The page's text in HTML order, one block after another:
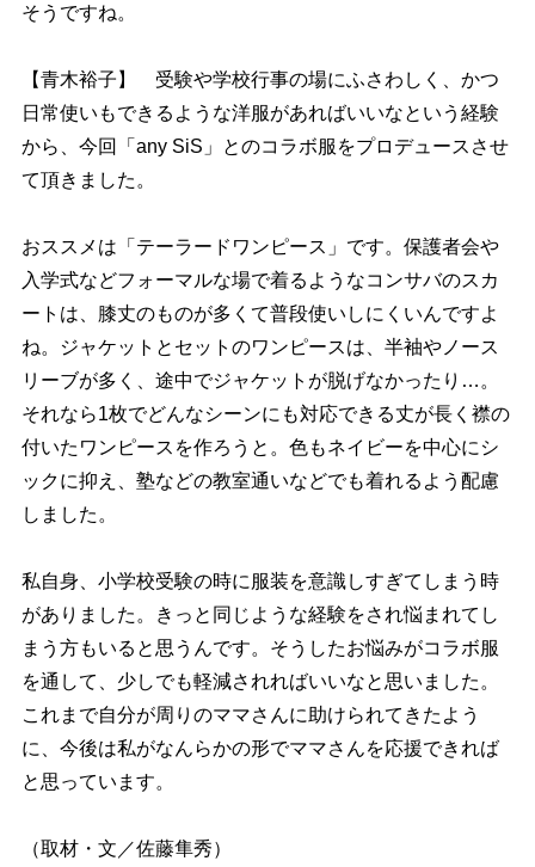
そうですね。
【青木裕子】 受験や学校行事の場にふさわしく、かつ
日常使いもできるような洋服があればいいなという経験
から、今回「any SiS」とのコラボ服をプロデュースさせ
て頂きました。
おススメは「テーラードワンピース」です。保護者会
入学式などフォーマルな場で着るようなコンサバのスカ
ートは、膝丈のものが多くて普段使いしにくいんですよ
ね。ジャケットとセットのワンピースは、半袖やノース
リーブが多く、途中でジャケットが脱げなかったり…。
それなら1枚でどんなシーンにも対応できる丈が長く襟の
付いたワンピースを作ろうと。色もネイビーを中心にシ
ックに抑え、塾などの教室通いなどでも着れるよう配慮
しました。
私自身、小学校受験の時に服装を意識しすぎてしまう時
がありました。きっと同じような経験をされ悩まれてし
まう方もいると思うんです。そうしたお悩みがコラボ服
を通して、少しでも軽減されればいいなと思いました。
これまで自分が周りのママさんに助けられてきたよう
に、今後は私がなんらかの形でママさんを応援できれば
と思っています。
（取材・文／佐藤隼秀）